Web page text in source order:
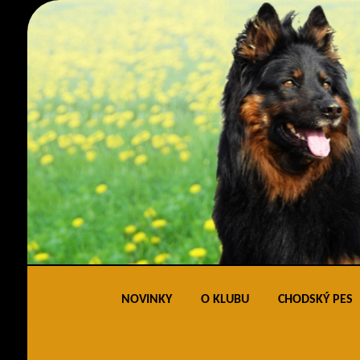
NOVINKY O KLUBU CHODSKÝ PES